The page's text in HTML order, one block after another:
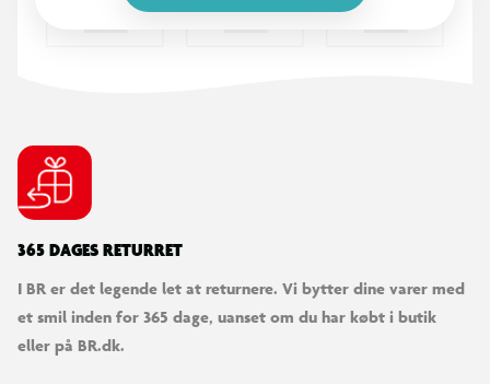
365 DAGES RETURRET
I BR er det legende let at returnere. Vi bytter dine varer med
et smil inden for 365 dage, uanset om du har købt i butik
eller på BR.dk.